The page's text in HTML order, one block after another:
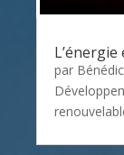
par